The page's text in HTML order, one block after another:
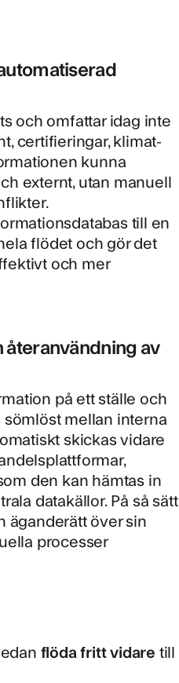
och omfattar idag inte
certifieringar, klimat-
kunna
externt, utan manuell
till en
flödet och gör det
och mer
återanvändning av
på ett ställe och
mellan interna
skickas vidare
den kan hämtas in
datakällor. På så sätt
äganderätt över sin
processer
flöda fritt vidare till